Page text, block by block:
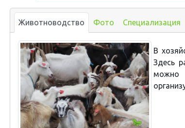
Животноводство Фото Специализация
В
Здесь
можно